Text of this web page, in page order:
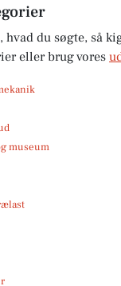
hvad du søgte, så
eller brug vores
museum